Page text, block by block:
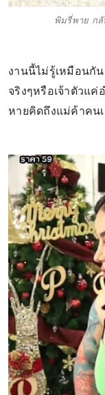
พิมรี่พาย กลั
งานนี้ไม่รู้เหมือนกัน
จริงๆหรือเจ้าตัวแค่
หายคิดถึงแม่ค้าคน